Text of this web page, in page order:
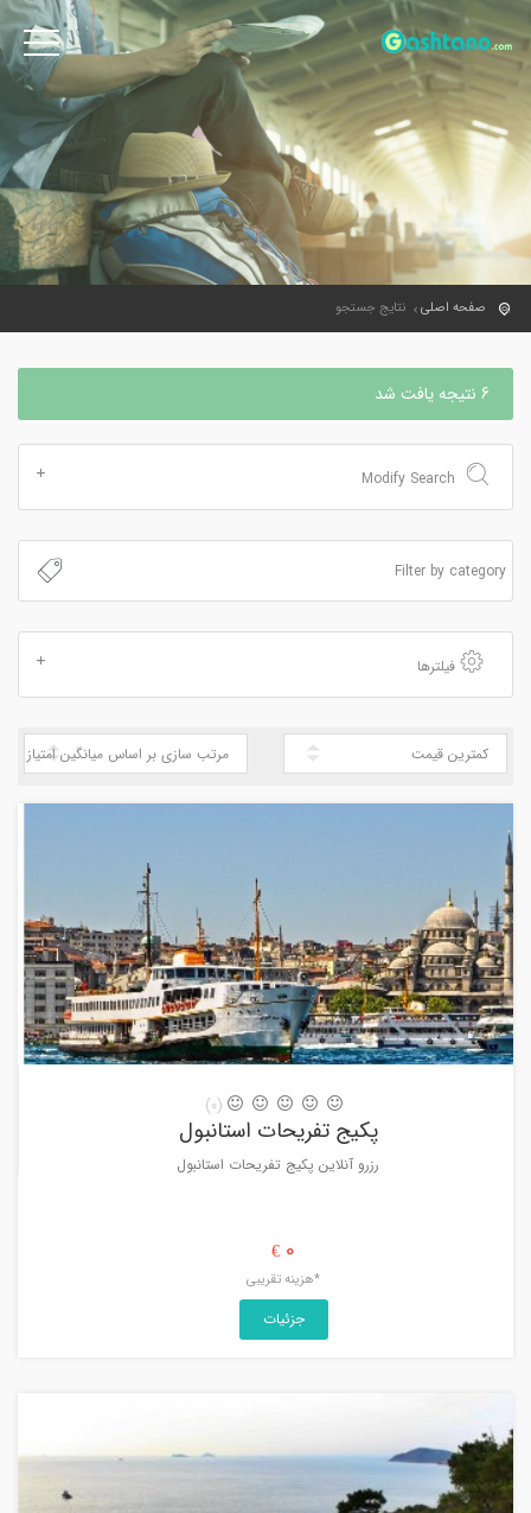
صفحه اصلی نتایج جستجو
6 نتیجه یافت شد
Modify Search
فیلترها
(0)
پکیج تفریحات استانبول
رزرو آنلاین پکیج تفریحات استانبول
0
€
*هزینه تقریبی
جزئیات